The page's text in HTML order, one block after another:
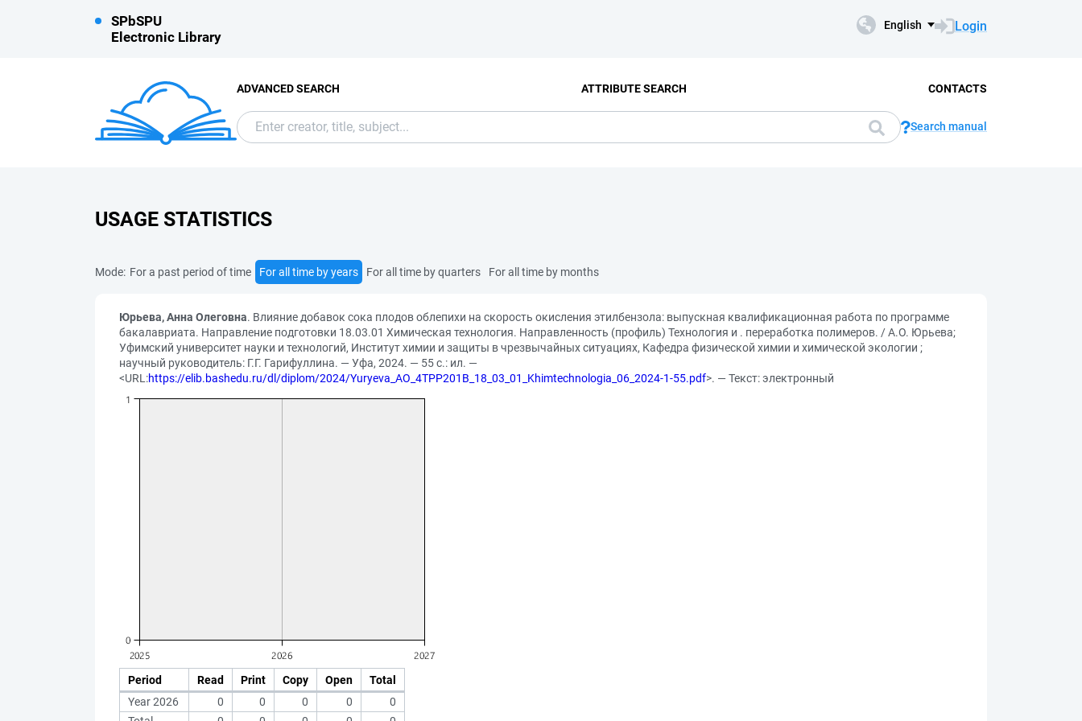
SPbSPU
Electronic Library
English Login
ADVANCED SEARCH ATTRIBUTE SEARCH CONTACTS
Search manual
USAGE STATISTICS
Mode: For a past period of time For all time by years For all time by quarters For all time by months
Юрьева, Анна Олеговна. Влияние добавок сока плодов облепихи на скорость окисления этилбензола: выпускная квалификационная работа по программе
бакалавриата. Направление подготовки 18.03.01 Химическая технология. Направленность (профиль) Технология и . переработка полимеров. / А.О. Юрьева;
Уфимский университет науки и технологий, Институт химии и защиты в чрезвычайных ситуациях, Кафедра физической химии и химической экологии ;
научный руководитель: Г.Г. Гарифуллина. — Уфа, 2024. — 55 с.: ил. —
<URL:https://elib.bashedu.ru/dl/diplom/2024/Yuryeva_AO_4TPP201B_18_03_01_Khimtechnologia_06_2024-1-55.pdf>. — Текст: электронный
Period Read Print Copy Open
Total
Year 2026
0 0 0 0
0